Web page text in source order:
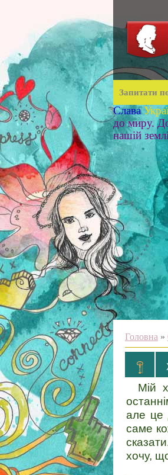
Запитати
Слава
до миру.
нашій
Головна »
Мій
але це
саме
хочу,